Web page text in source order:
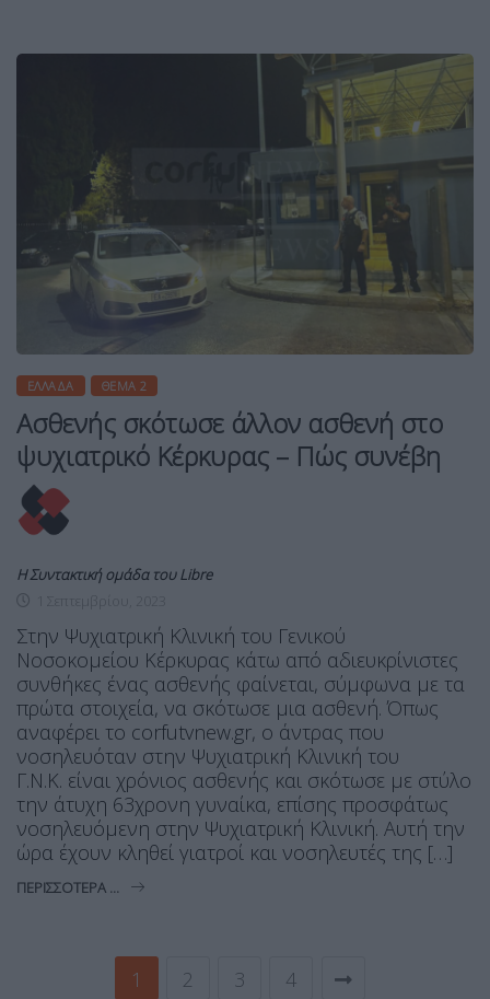
ΕΛΛΆΔΑ ΘΈΜΑ 2
Ασθενής σκότωσε άλλον ασθενή στο
ψυχιατρικό Κέρκυρας – Πώς συνέβη
Η Συντακτική ομάδα του Libre
Στην Ψυχιατρική Κλινική του Γενικού
Νοσοκομείου Κέρκυρας κάτω από αδιευκρίνιστες
συνθήκες ένας ασθενής φαίνεται, σύμφωνα με τα
πρώτα στοιχεία, να σκότωσε μια ασθενή. Όπως
αναφέρει το corfutvnew.gr, ο άντρας που
νοσηλευόταν στην Ψυχιατρική Κλινική του
Γ.Ν.Κ. είναι χρόνιος ασθενής και σκότωσε με στύλο
την άτυχη 63χρονη γυναίκα, επίσης προσφάτως
νοσηλευόμενη στην Ψυχιατρική Κλινική. Αυτή την
ώρα έχουν κληθεί γιατροί και νοσηλευτές της […]
ΠΕΡΙΣΣΌΤΕΡΑ ...
1 2 3 4